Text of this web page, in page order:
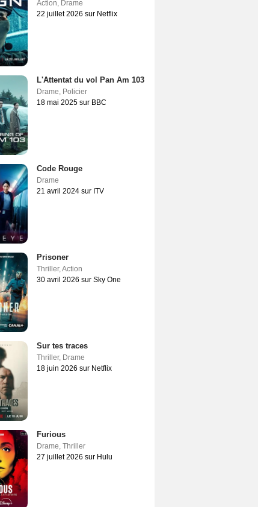
Action, Drame
22 juillet 2026 sur Netflix
L'Attentat du vol Pan Am 103
Drame, Policier
18 mai 2025 sur BBC
Code Rouge
Drame
21 avril 2024 sur ITV
Prisoner
Thriller,Action
30 avril 2026 sur Sky One
Sur tes traces
Thriller, Drame
18 juin 2026 sur Netflix
Furious
Drame, Thriller
27 juillet 2026 sur Hulu